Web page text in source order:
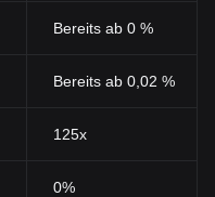
Bereits ab 0 %
Bereits ab 0,02 %
125x
0%